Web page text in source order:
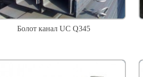
Болот канал UC Q345